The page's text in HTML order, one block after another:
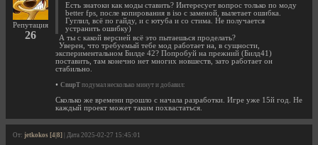
Репутация
26
Есть знатоки как моды ставить? Интересует вопрос только по моду
better fps, после копирования в iso с заменой, вылетает ошибка.
Гуглил, всё по гайду, и с ютуба и со стима. Не получается
устранить ошибку)
А ты с какой версией всё это пытаешься проделать?
Уверен, что требуемый тебе мод работает на, в сущности,
экспериментальном Билде 42? Попробуй на прежний (Билд41)
поставить, там конечно нет многих новшеств, зато работает он
стабильно.
• CnupT подумал несколько минут и добавил:
Сколько же времени прошло с начала разработки. Игре уже 15й год. Не
каждый проект может таким похвастаться.
От: jetkokos [4|8] | Дата 2025-02-27 15:45:01